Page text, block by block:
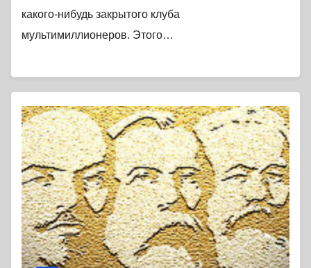
какого-нибудь закрытого клуба
мультимиллионеров. Этого…